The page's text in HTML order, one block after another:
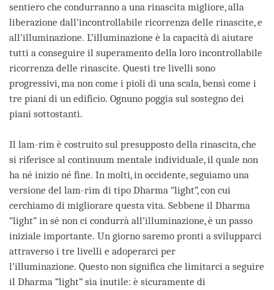
sentiero che condurranno a una rinascita migliore, alla
liberazione dall’incontrollabile ricorrenza delle rinascite, e
all’illuminazione. L’illuminazione è la capacità di aiutare
tutti a conseguire il superamento della loro incontrollabile
ricorrenza delle rinascite. Questi tre livelli sono
progressivi, ma non come i pioli di una scala, bensì come i
tre piani di un edificio. Ognuno poggia sul sostegno dei
piani sottostanti.
Il lam-rim è costruito sul presupposto della rinascita, che
si riferisce al continuum mentale individuale, il quale non
ha né inizio né fine. In molti, in occidente, seguiamo una
versione del lam-rim di tipo Dharma “light”, con cui
cerchiamo di migliorare questa vita. Sebbene il Dharma
“light” in sé non ci condurrà all’illuminazione, è un passo
iniziale importante. Un giorno saremo pronti a svilupparci
attraverso i tre livelli e adoperarci per
l’illuminazione. Questo non significa che limitarci a seguire
il Dharma “light” sia inutile: è sicuramente di